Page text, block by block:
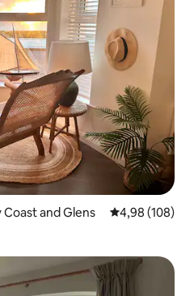
and Glens Gemiddelde
4,98 (108)